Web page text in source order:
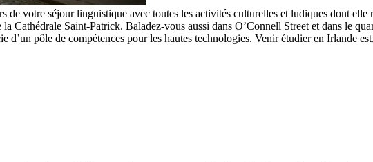
votre séjour linguistique avec toutes les activités culturelles et ludiques dont
Cathédrale Saint-Patrick. Baladez-vous aussi dans O’Connell Street et dans le
pôle de compétences pour les hautes technologies. Venir étudier en Irlande